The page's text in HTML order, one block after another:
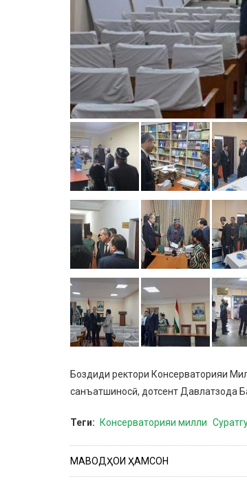
Боздиди ректори Консерваторияи
санъатшиносӣ, дотсент Давлатзода
Теги Консерваторияи милли
МАВОДҲОИ ҲАМСОН